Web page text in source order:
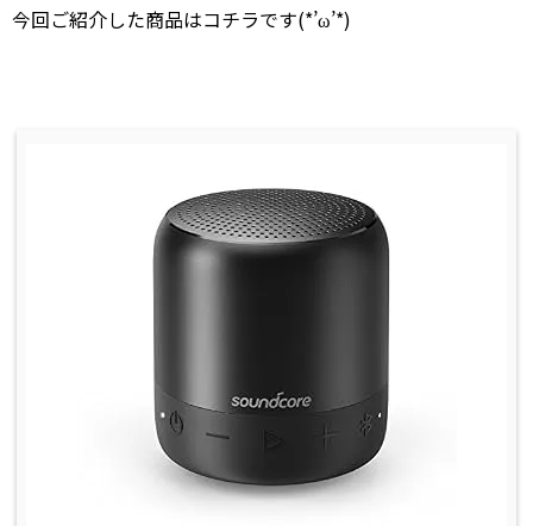
今回ご紹介した商品はコチラです(*’ω’*)